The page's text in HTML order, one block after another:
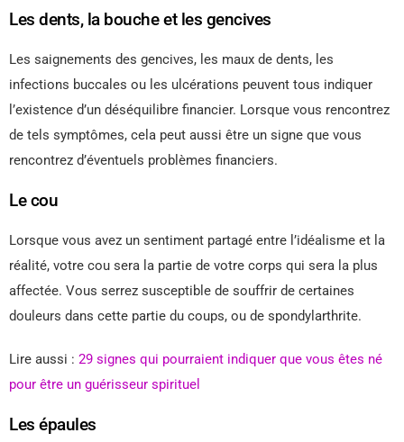
Les dents, la bouche et les gencives
Les saignements des gencives, les maux de dents, les
infections buccales ou les ulcérations peuvent tous indiquer
l’existence d’un déséquilibre financier. Lorsque vous rencontrez
de tels symptômes, cela peut aussi être un signe que vous
rencontrez d’éventuels problèmes financiers.
Le cou
Lorsque vous avez un sentiment partagé entre l’idéalisme et la
réalité, votre cou sera la partie de votre corps qui sera la plus
affectée. Vous serrez susceptible de souffrir de certaines
douleurs dans cette partie du coups, ou de spondylarthrite.
Lire aussi : 29 signes qui pourraient indiquer que vous êtes né
pour être un guérisseur spirituel
Les épaules